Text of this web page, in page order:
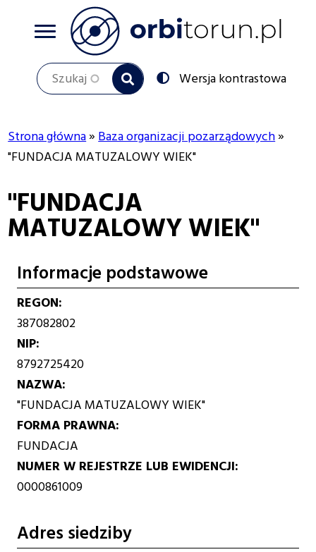
Szukaj
Przełącz
na:
Wersja kontrastowa
Ścieżka
nawigacyjna
Strona główna Baza organizacji pozarządowych
"FUNDACJA MATUZALOWY WIEK"
"FUNDACJA
MATUZALOWY WIEK"
Informacje podstawowe
REGON
387082802
NIP
8792725420
NAZWA
"FUNDACJA MATUZALOWY WIEK"
FORMA PRAWNA
FUNDACJA
NUMER W REJESTRZE LUB EWIDENCJI
0000861009
Adres siedziby